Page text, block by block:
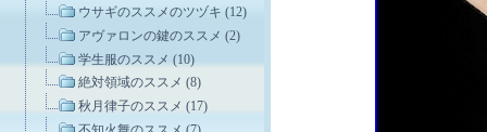
ウサギのススメのツヅキ (12)
アヴァロンの鍵のススメ (2)
学生服のススメ (10)
絶対領域のススメ (8)
秋月律子のススメ (17)